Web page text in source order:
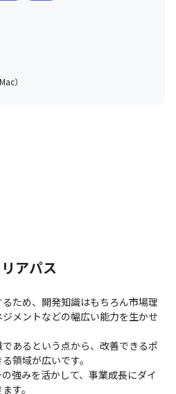
）
アパス
ため、開発知識はもちろん市場理
メントなどの幅広い能力を生かせ
あるという点から、改善できるポ
領域が広いです。
強みを活かして、事業成長にダイ
す。